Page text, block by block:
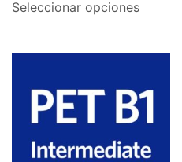
Seleccionar opciones